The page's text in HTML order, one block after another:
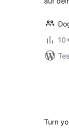
Turn